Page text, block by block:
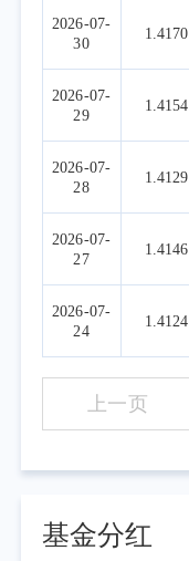
2026-07-
30
1.4170
2026-07-
29
1.4154
2026-07-
28
1.4129
2026-07-
27
1.4146
2026-07-
24
1.4124
上一页
基金分红